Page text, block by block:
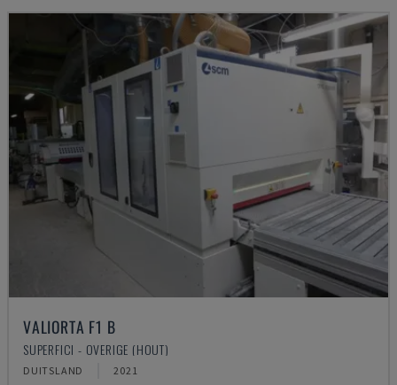
VALIORTA F1 B
SUPERFICI - OVERIGE (HOUT)
DUITSLAND 2021